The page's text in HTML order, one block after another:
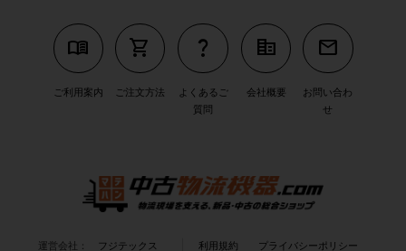
menu_book
ご利用案内
shopping_cart
ご注文方法
question_mark
よくあるご
質問
corporate_fare
会社概要
mail
お問い合わ
せ
運営会社： フジテックス 利用規約 プライバシーポリシー